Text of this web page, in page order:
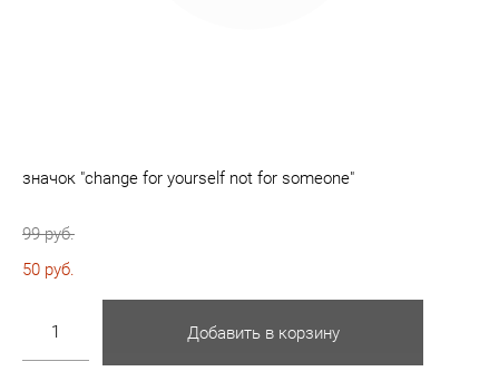
значок "сhange for yourself not for someone"
99 pуб.
50 pуб.
Добавить в корзину